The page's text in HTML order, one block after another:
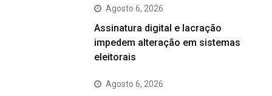
Agosto 6, 2026
Assinatura digital e lacração
impedem alteração em sistemas
eleitorais
Agosto 6, 2026